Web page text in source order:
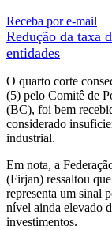
Receba por e-mail
Redução da taxa
entidades
O quarto corte
(5) pelo Comitê de
(BC), foi bem
considerado
industrial.
Em nota, a
(Firjan) ressaltou
representa um sinal
nível ainda elevado
investimentos.